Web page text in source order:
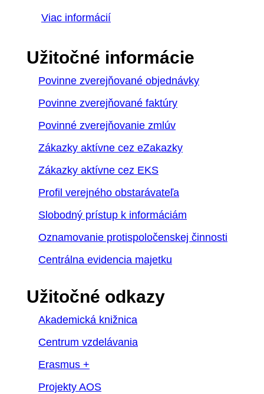
Viac informácií
Užitočné informácie
Povinne zverejňované objednávky
Povinne zverejňované faktúry
Povinné zverejňovanie zmlúv
Zákazky aktívne cez eZakazky
Zákazky aktívne cez EKS
Profil verejného obstarávateľa
Slobodný prístup k informáciám
Oznamovanie protispoločenskej činnosti
Centrálna evidencia majetku
Užitočné odkazy
Akademická knižnica
Centrum vzdelávania
Erasmus +
Projekty AOS